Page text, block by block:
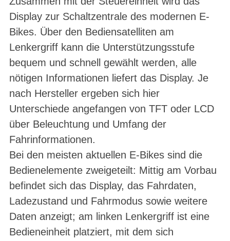
Display zur Schaltzentrale des modernen E-
Bikes. Über den Bediensatelliten am
Lenkergriff kann die Unterstützungsstufe
bequem und schnell gewählt werden, alle
nötigen Informationen liefert das Display. Je
nach Hersteller ergeben sich hier
Unterschiede angefangen von TFT oder LCD
über Beleuchtung und Umfang der
Fahrinformationen.
Bei den meisten aktuellen E-Bikes sind die
Bedienelemente zweigeteilt: Mittig am Vorbau
befindet sich das Display, das Fahrdaten,
Ladezustand und Fahrmodus sowie weitere
Daten anzeigt; am linken Lenkergriff ist eine
Bedieneinheit platziert, mit dem sich